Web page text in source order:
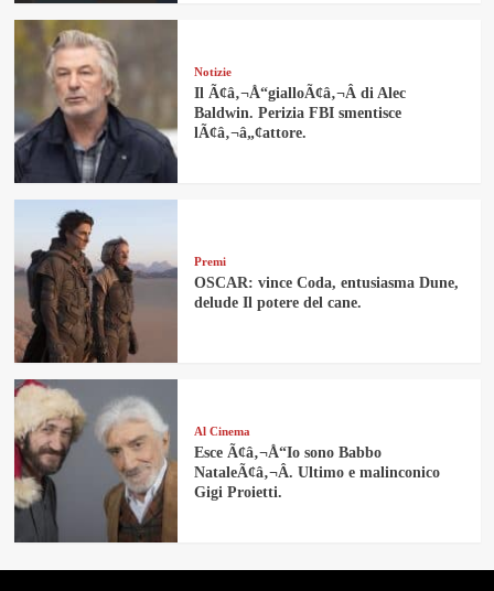
Notizie
Il Ã¢â‚¬Å“gialloÃ¢â‚¬Â di Alec
Baldwin. Perizia FBI smentisce
lÃ¢â‚¬â„¢attore.
Premi
OSCAR: vince Coda, entusiasma Dune,
delude Il potere del cane.
Al Cinema
Esce Ã¢â‚¬Å“Io sono Babbo
NataleÃ¢â‚¬Â. Ultimo e malinconico
Gigi Proietti.